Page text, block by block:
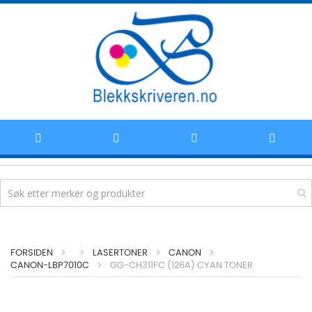
til
FORSIDEN LASERTONER
CANON
CANON-LBP7010C
GG-CH311FC (126A) CYAN TONER